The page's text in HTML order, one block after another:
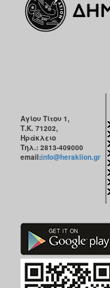
Αγίου Τίτου 1,
Τ.Κ. 71202,
Ηράκλειο
Τηλ.: 2813-409000
email:info@heraklion.gr